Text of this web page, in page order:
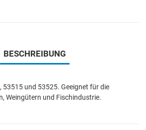
BESCHREIBUNG
53515 und 53525. Geeignet für die
Weingütern und Fischindustrie.